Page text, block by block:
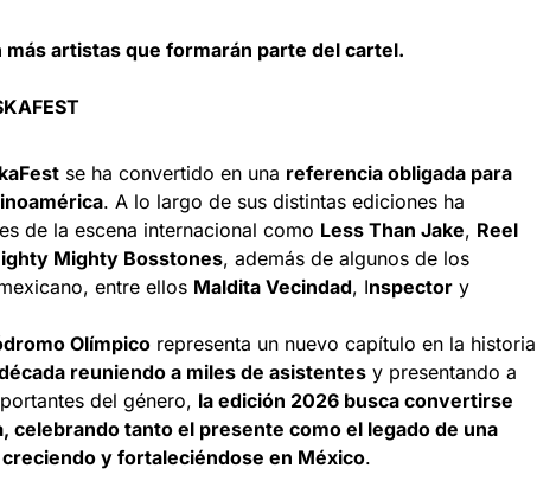
artistas que formarán parte del cartel.
se ha convertido en una referencia obligada para
. A lo largo de sus distintas ediciones ha
de la escena internacional como Less Than Jake, Reel
Mighty Bosstones, además de algunos de los
entre ellos Maldita Vecindad, Inspector y
Olímpico representa un nuevo capítulo en la historia
reuniendo a miles de asistentes y presentando a
del género, la edición 2026 busca convertirse
celebrando tanto el presente como el legado de una
y fortaleciéndose en México.